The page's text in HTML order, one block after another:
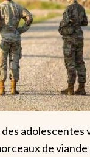
des
de viande